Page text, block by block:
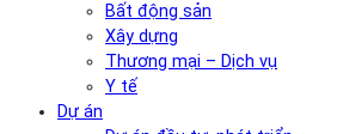
Bất động sản
Xây dựng
Thương mại – Dịch vụ
Y tế
Dự án